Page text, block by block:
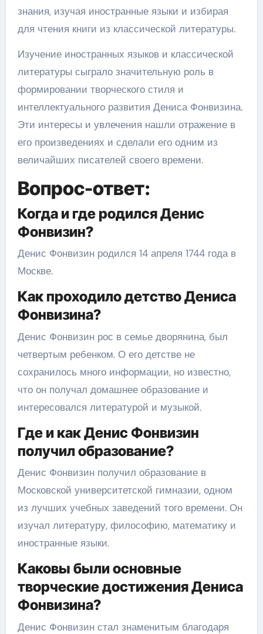
знания, изучая иностранные языки и избирая
для чтения книги из классической литературы.
Изучение иностранных языков и классической
литературы сыграло значительную роль в
формировании творческого стиля и
интеллектуального развития Дениса Фонвизина.
Эти интересы и увлечения нашли отражение в
его произведениях и сделали его одним из
величайших писателей своего времени.
Вопрос-ответ:
Когда и где родился Денис
Фонвизин?
Денис Фонвизин родился 14 апреля 1744 года в
Москве.
Как проходило детство Дениса
Фонвизина?
Денис Фонвизин рос в семье дворянина, был
четвертым ребенком. О его детстве не
сохранилось много информации, но известно,
что он получал домашнее образование и
интересовался литературой и музыкой.
Где и как Денис Фонвизин
получил образование?
Денис Фонвизин получил образование в
Московской университетской гимназии, одном
из лучших учебных заведений того времени. Он
изучал литературу, философию, математику и
иностранные языки.
Каковы были основные
творческие достижения Дениса
Фонвизина?
Денис Фонвизин стал знаменитым благодаря